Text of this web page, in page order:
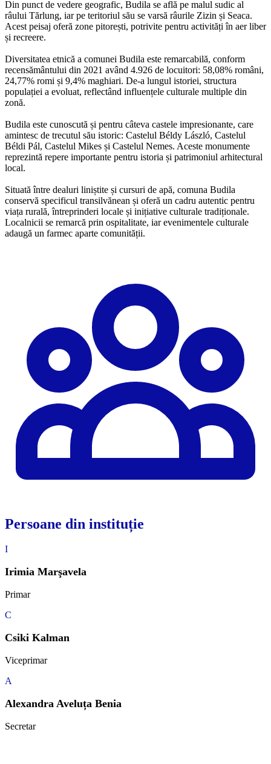
Din punct de vedere geografic, Budila se află pe malul sudic al
râului Tărlung, iar pe teritoriul său se varsă râurile Zizin și Seaca.
Acest peisaj oferă zone pitorești, potrivite pentru activități în aer liber
și recreere.
Diversitatea etnică a comunei Budila este remarcabilă, conform
recensământului din 2021 având 4.926 de locuitori: 58,08% români,
24,77% romi și 9,4% maghiari. De-a lungul istoriei, structura
populației a evoluat, reflectând influențele culturale multiple din
zonă.
Budila este cunoscută și pentru câteva castele impresionante, care
amintesc de trecutul său istoric: Castelul Béldy László, Castelul
Béldi Pál, Castelul Mikes și Castelul Nemes. Aceste monumente
reprezintă repere importante pentru istoria și patrimoniul arhitectural
local.
Situată între dealuri liniștite și cursuri de apă, comuna Budila
conservă specificul transilvănean și oferă un cadru autentic pentru
viața rurală, întreprinderi locale și inițiative culturale tradiționale.
Localnicii se remarcă prin ospitalitate, iar evenimentele culturale
adaugă un farmec aparte comunității.
Persoane din instituție
I
Irimia Marşavela
Primar
C
Csiki Kalman
Viceprimar
A
Alexandra Aveluța Benia
Secretar